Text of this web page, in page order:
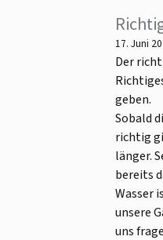
17. Juni
Der
geben.
Sobald
richtig
länger.
bereits
Wasser
unsere
uns